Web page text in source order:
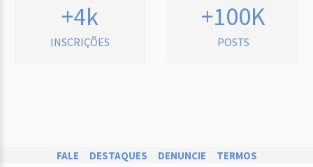
+4k
INSCRIÇÕES
+100K
POSTS
FALE DESTAQUES DENUNCIE TERMOS